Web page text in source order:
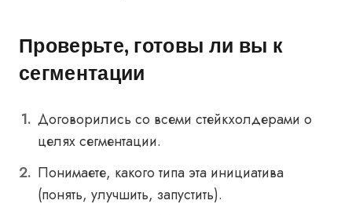
Проверьте, готовы ли вы к
сегментации
Договорились со всеми стейкхолдерами о
целях сегментации.
Понимаете, какого типа эта инициатива
(понять, улучшить, запустить).